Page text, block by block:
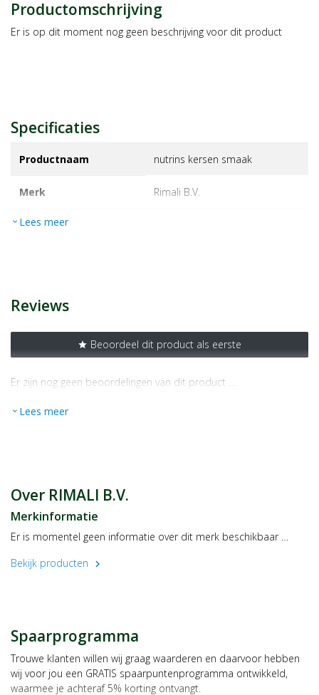
Productomschrijving
Er is op dit moment nog geen beschrijving voor dit product
Specificaties
Productnaam nutrins kersen smaak
Merk rimali b.v.
EAN
expand_more Lees meer
Reviews
star Beoordeel dit product als eerste
Er zijn nog geen beoordelingen van dit product …
expand_more Lees meer
Over RIMALI B.V.
Merkinformatie
Er is momentel geen informatie over dit merk beschikbaar …
Bekijk producten
chevron_right
Spaarprogramma
Trouwe klanten willen wij graag waarderen en daarvoor hebben
wij voor jou een GRATIS spaarpuntenprogramma ontwikkeld,
waarmee je achteraf 5% korting ontvangt.